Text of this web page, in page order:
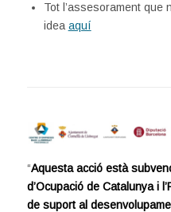
Tot l’assesorament que
idea aquí
“Aquesta acció està
d’Ocupació de Catalunya i
de suport al